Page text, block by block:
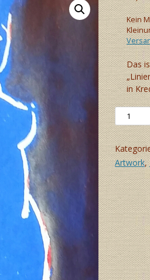
Kein
Das
in
(blau)
Menge
Artwork,